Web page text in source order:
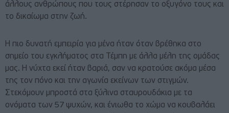
άλλους ανθρώπους που τους στέρησαν το οξυγόνο τους και
το δικαίωμα στην ζωή.
Η πιο δυνατή εμπειρία για μένα ήταν όταν βρέθηκα στο
σημείο του εγκλήματος στα Τέμπη με άλλα μέλη της ομάδας
μας. Η νύχτα εκεί ήταν βαριά, σαν να κρατούσε ακόμα μέσα
της τον πόνο και την αγωνία εκείνων των στιγμών.
Στεκόμουν μπροστά στα ξύλινα σταυρουδάκια με τα
ονόματα των 57 ψυχών, και ένιωθα το χώμα να κουβαλάει